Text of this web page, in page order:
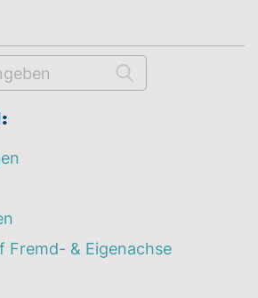
Fremd- & Eigenachse